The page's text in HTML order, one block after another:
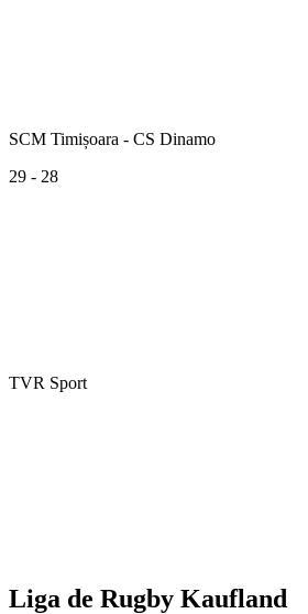
SCM Timișoara - CS Dinamo
29 - 28
TVR Sport
Liga de Rugby Kaufland